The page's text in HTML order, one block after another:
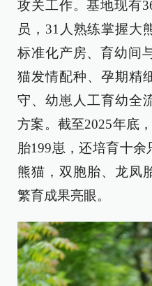
攻关工作。基地现有
员，31人熟练掌握大
标准化产房、育幼间
猫发情配种、孕期精
守、幼崽人工育幼全
方案。截至2025年底
胎199崽，还培育十
熊猫，双胞胎、龙凤
繁育成果亮眼。